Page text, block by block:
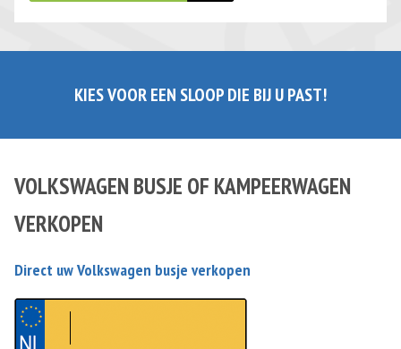
KIES VOOR EEN SLOOP DIE BIJ U PAST!
VOLKSWAGEN BUSJE OF KAMPEERWAGEN
VERKOPEN
Direct uw Volkswagen busje verkopen